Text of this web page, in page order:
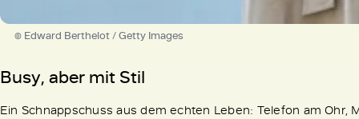
© Edward Berthelot / Getty Images
Busy, aber mit Stil
Ein Schnappschuss aus dem echten Leben: Telefon am Ohr,